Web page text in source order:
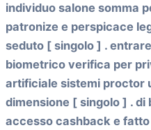
individuo salone somma
patronize e perspicace
seduto [ singolo ] .
biometrico verifica per
artificiale sistemi proctor
dimensione [ singolo ] . di
accesso cashback e